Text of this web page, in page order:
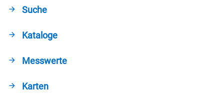
Suche
Kataloge
Messwerte
Karten